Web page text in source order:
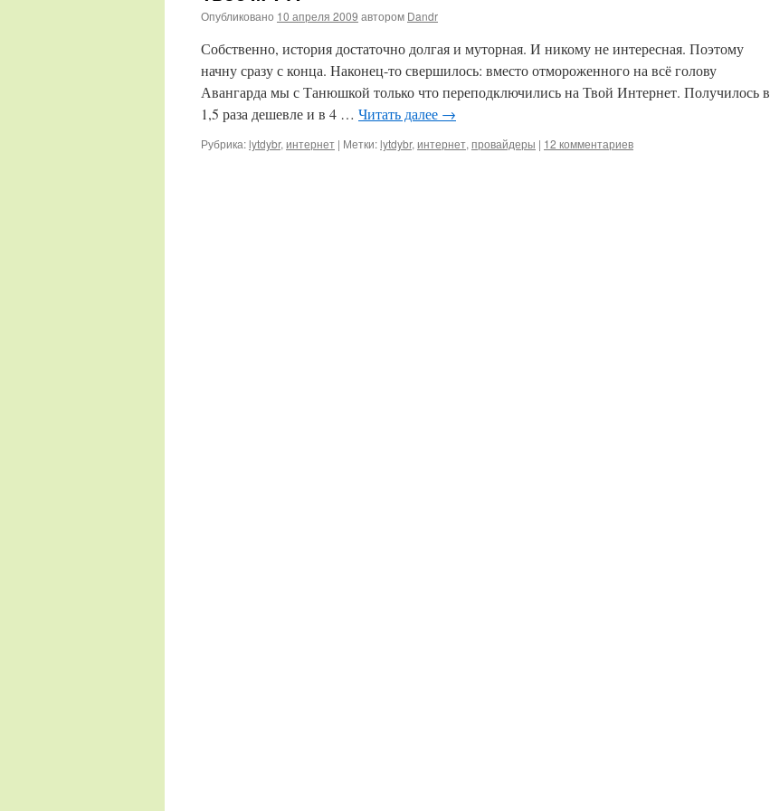
Опубликовано 10 апреля 2009 автором Dandr
Собственно, история достаточно долгая и муторная. И никому не интересная. Поэтому
начну сразу с конца. Наконец-то свершилось: вместо отмороженного на всё голову
Авангарда мы с Танюшкой только что переподключились на Твой Интернет. Получилось в
1,5 раза дешевле и в 4 … Читать далее →
Рубрика:lytdybr, интернет | Метки:lytdybr, интернет, провайдеры | 12 комментариев